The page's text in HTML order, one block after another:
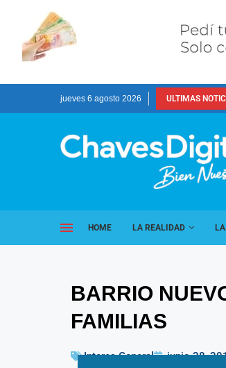
jueves 6 agosto 2026 ULTIMAS
HOME LA REALIDAD
BARRIO
FAMILIAS
Interes General junio 28,